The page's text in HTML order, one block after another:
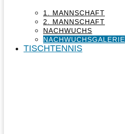
1. MANNSCHAFT
2. MANNSCHAFT
NACHWUCHS
NACHWUCHSGALERIE
TISCHTENNIS